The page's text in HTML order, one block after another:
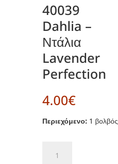
40039
Dahlia –
Ντάλια
Lavender
Perfection
4.00€
Περιεχόμενο: 1 βολβός
Dahlia